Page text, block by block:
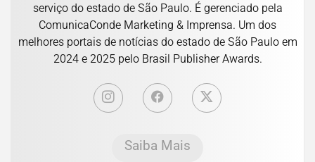
serviço do estado de São Paulo. É gerenciado pela
ComunicaConde Marketing & Imprensa. Um dos
melhores portais de notícias do estado de São Paulo em
2024 e 2025 pelo Brasil Publisher Awards.
Saiba Mais